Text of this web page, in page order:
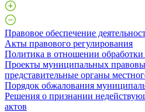
Правовое обеспечение
Акты правового регулирования
Политика в отношении
Проекты муниципальных
представительные органы
Порядок обжалования
Решения о признании
актов